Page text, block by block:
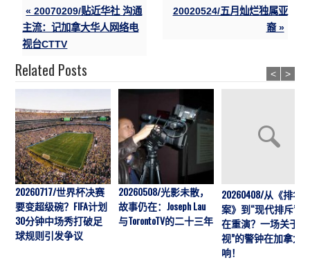
« 20070209/贴近华社 沟通
主流：记加拿大华人网络电
视台CTTV
20020524/五月灿烂独属亚
裔 »
Related Posts
20260717/世界杯决赛
要变超级碗？FIFA计划
30分钟中场秀打破足
球规则引发争议
20260508/光影未散，
故事仍在：Joseph Lau
与TorontoTV的二十三年
20260408/从《排华
案》到“现代排斥”历
在重演？一场关于“
视”的警钟在加拿大
响！
< >